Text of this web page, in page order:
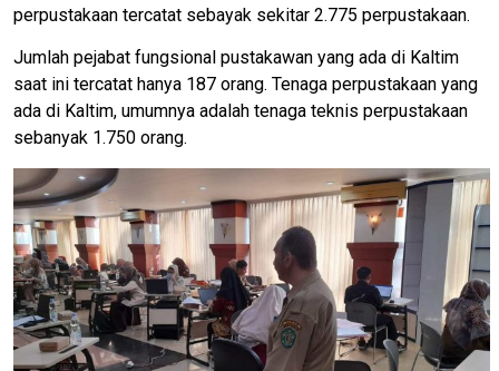
perpustakaan tercatat sebayak sekitar 2.775 perpustakaan.
Jumlah pejabat fungsional pustakawan yang ada di Kaltim
saat ini tercatat hanya 187 orang. Tenaga perpustakaan yang
ada di Kaltim, umumnya adalah tenaga teknis perpustakaan
sebanyak 1.750 orang.